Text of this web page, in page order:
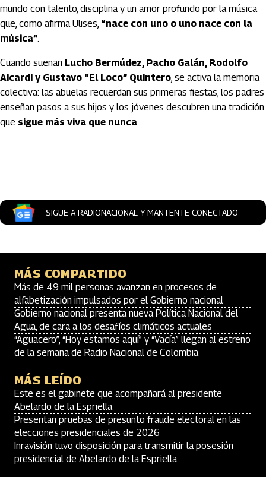
mundo con talento, disciplina y un amor profundo por la música
que, como afirma Ulises, “nace con uno o uno nace con la
música”.
Cuando suenan Lucho Bermúdez, Pacho Galán, Rodolfo
Aicardi y Gustavo “El Loco” Quintero, se activa la memoria
colectiva: las abuelas recuerdan sus primeras fiestas, los padres
enseñan pasos a sus hijos y los jóvenes descubren una tradición
que sigue más viva que nunca.
SIGUE A RADIONACIONAL Y MANTENTE CONECTADO
MÁS COMPARTIDO
Más de 49 mil personas avanzan en procesos de
alfabetización impulsados por el Gobierno nacional
Gobierno nacional presenta nueva Política Nacional del
Agua, de cara a los desafíos climáticos actuales
“Aguacero”, “Hoy estamos aquí” y “Vacía” llegan al estreno
de la semana de Radio Nacional de Colombia
MÁS LEÍDO
Este es el gabinete que acompañará al presidente
Abelardo de la Espriella
Presentan pruebas de presunto fraude electoral en las
elecciones presidenciales de 2026
Inravisión tuvo disposición para transmitir la posesión
presidencial de Abelardo de la Espriella